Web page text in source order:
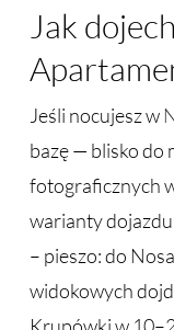
Jak
Jeśli nocujesz w
bazę — blisko do
fotograficznych
warianty
– pieszo: do
widokowych